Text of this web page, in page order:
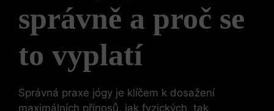
správně a proč se
to vyplatí
Správná praxe jógy je klíčem k dosažení
maximálních přínosů, jak fyzických, tak